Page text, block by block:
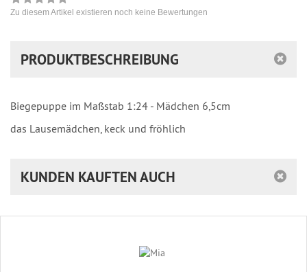
Zu diesem Artikel existieren noch keine Bewertungen
PRODUKTBESCHREIBUNG
Biegepuppe im Maßstab 1:24 - Mädchen 6,5cm
das Lausemädchen, keck und fröhlich
KUNDEN KAUFTEN AUCH